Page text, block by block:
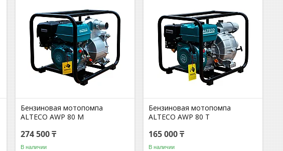
Бензиновая мотопомпа
ALTECO AWP 80 M
274 500 ₸
В наличии
Бензиновая мотопомпа
ALTECO AWP 80 T
165 000 ₸
В наличии